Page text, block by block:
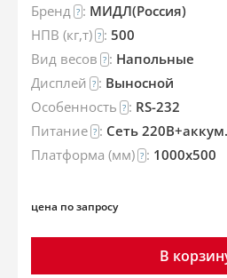
Бренд ? : МИДЛ(Россия)
НПВ (кг,т) ? : 500
Вид весов ? : Напольные
Дисплей ? : Выносной
Особенность ? : RS-232
Питание ? : Сеть
Платформа (мм) ? : 1000х500
цена по запросу
В